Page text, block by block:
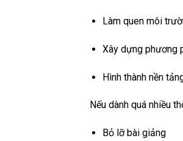
Làm quen môi
Xây dựng phương
Hình thành nền
Nếu dành quá nhiều
Bỏ lỡ bài giảng